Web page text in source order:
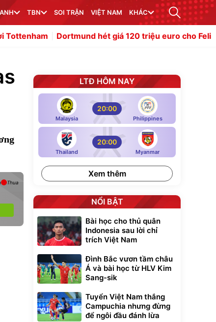
ANH TBN SOI TRẬN VIỆT NAM KHÁC
Dortmund hét giá 120 triệu euro cho Felix Nmecha
Thua
LTĐ HÔM NAY
Malaysia
20:00
Philippines
Thailand
20:00
Myanmar
Xem thêm
NỔI BẬT
Bài học cho thủ quân
Indonesia sau lời chỉ
trích Việt Nam
Đình Bắc vươn tầm châu
Á và bài học từ HLV Kim
Sang-sik
Tuyển Việt Nam thắng
Campuchia nhưng đừng
để ngôi đầu đánh lừa